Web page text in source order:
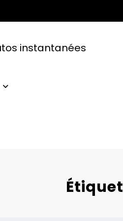
instantanées